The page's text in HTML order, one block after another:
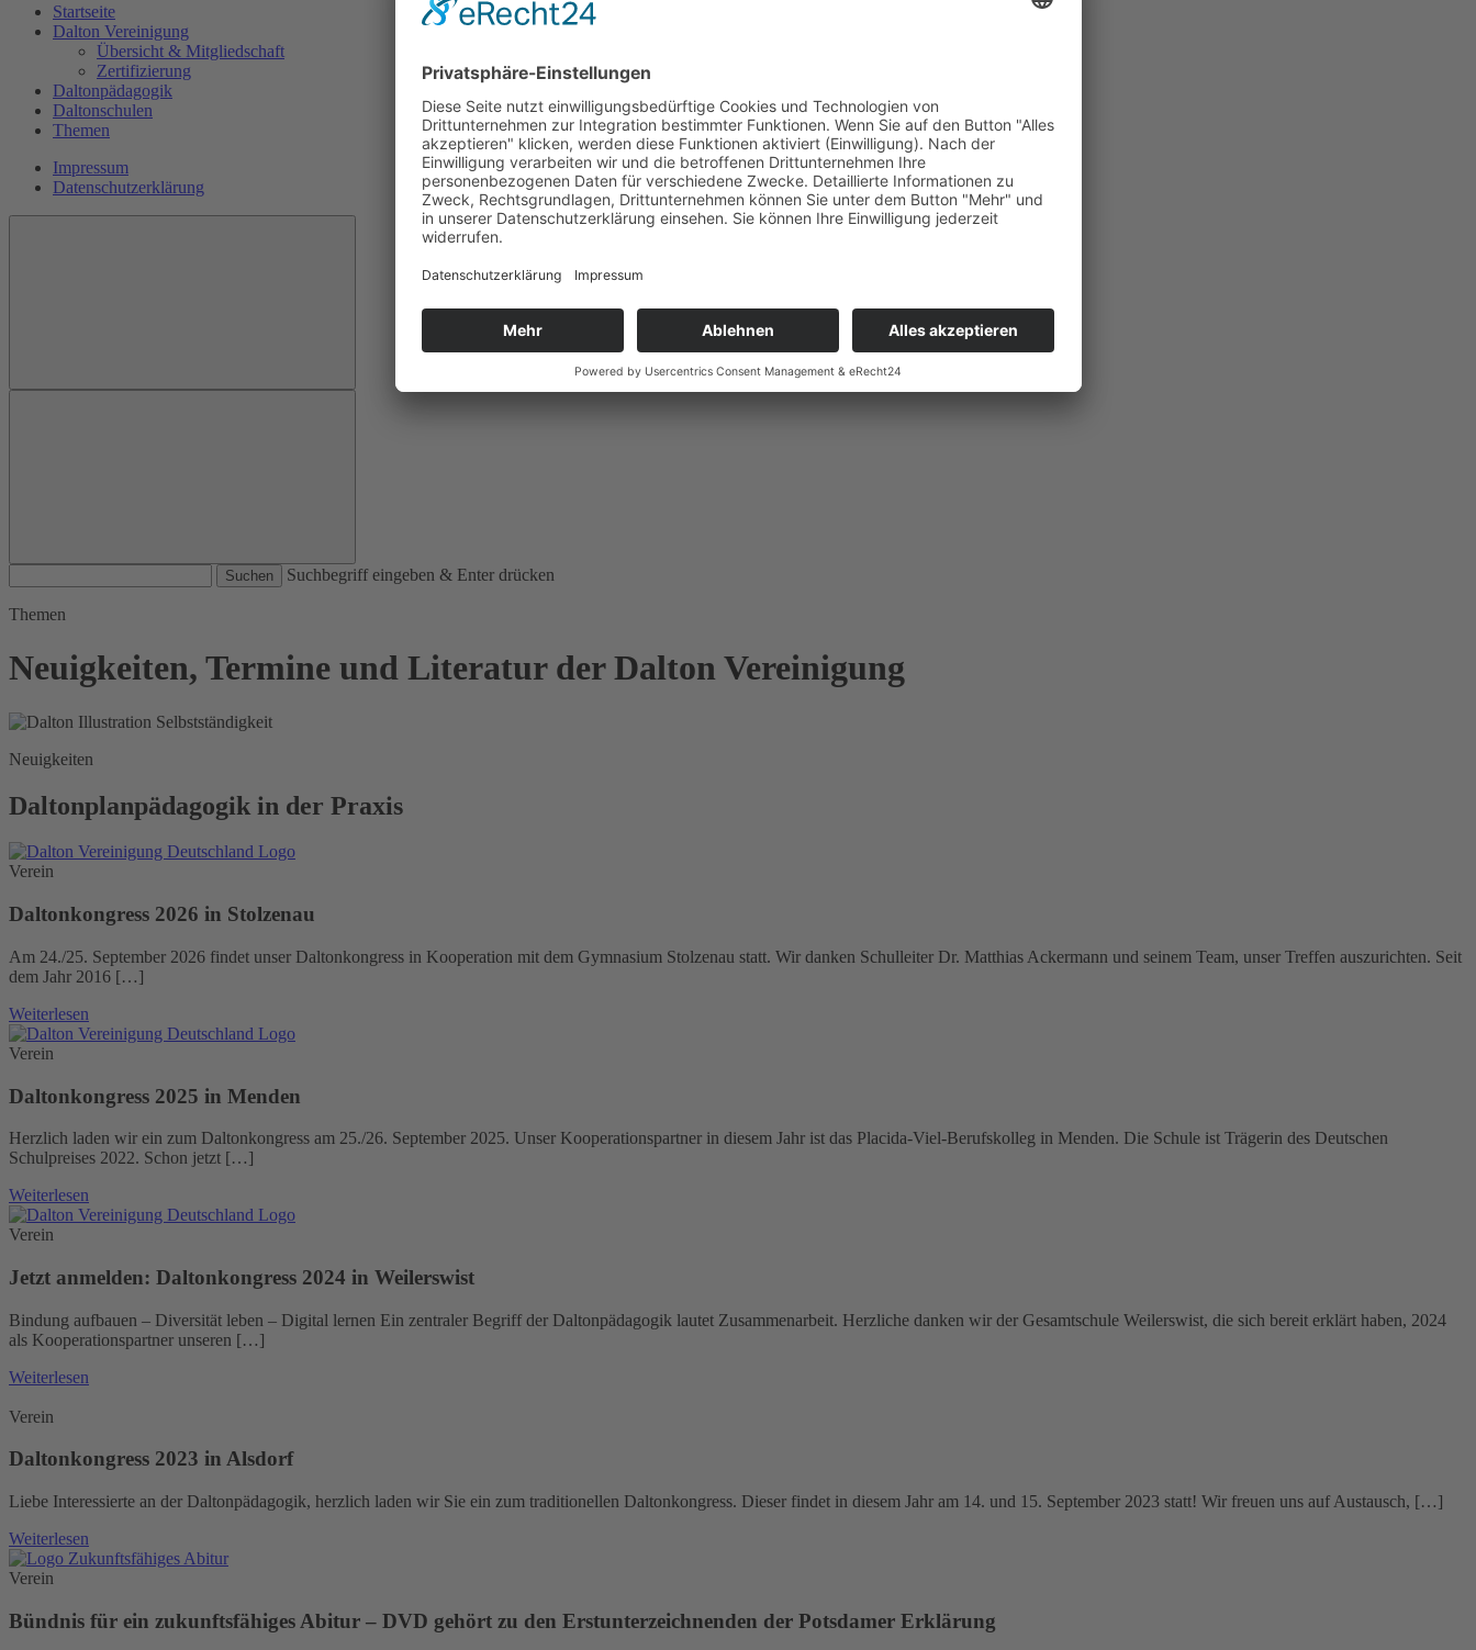
Startseite
Dalton Vereinigung
Übersicht & Mitgliedschaft
Zertifizierung
Daltonpädagogik
Daltonschulen
Themen
Impressum
Datenschutzerklärung
Suchen
Suchbegriff eingeben & Enter drücken
Themen
Neuigkeiten, Termine und Literatur der Dalton Vereinigung
Neuigkeiten
Daltonplanpädagogik in der Praxis
Verein
Daltonkongress 2026 in Stolzenau
Am 24./25. September 2026 findet unser Daltonkongress in Kooperation mit dem Gymnasium Stolzenau statt. Wir danken Schulleiter Dr. Matthias Ackermann und seinem Team, unser Treffen auszurichten. Seit
dem Jahr 2016 […]
Weiterlesen
Verein
Daltonkongress 2025 in Menden
Herzlich laden wir ein zum Daltonkongress am 25./26. September 2025. Unser Kooperationspartner in diesem Jahr ist das Placida-Viel-Berufskolleg in Menden. Die Schule ist Trägerin des Deutschen
Schulpreises 2022. Schon jetzt […]
Weiterlesen
Verein
Jetzt anmelden: Daltonkongress 2024 in Weilerswist
Bindung aufbauen – Diversität leben – Digital lernen Ein zentraler Begriff der Daltonpädagogik lautet Zusammenarbeit. Herzliche danken wir der Gesamtschule Weilerswist, die sich bereit erklärt haben, 2024
als Kooperationspartner unseren […]
Weiterlesen
Verein
Daltonkongress 2023 in Alsdorf
Liebe Interessierte an der Daltonpädagogik, herzlich laden wir Sie ein zum traditionellen Daltonkongress. Dieser findet in diesem Jahr am 14. und 15. September 2023 statt! Wir freuen uns auf Austausch, […]
Weiterlesen
Verein
Bündnis für ein zukunftsfähiges Abitur – DVD gehört zu den Erstunterzeichnenden der Potsdamer Erklärung